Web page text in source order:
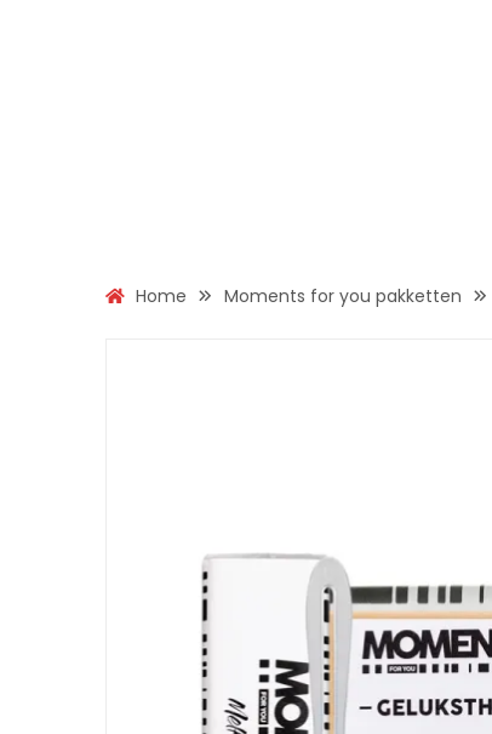
Home Moments for you pakketten